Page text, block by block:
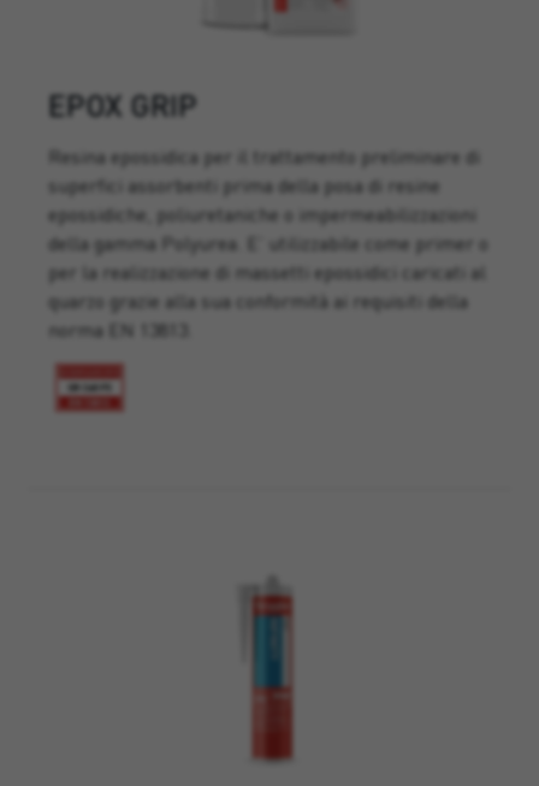
EPOX GRIP
Resina epossidica per il trattamento preliminare di
superfici assorbenti prima della posa di resine
epossidiche, poliuretaniche o impermeabilizzazioni
della gamma Polyurea. E’ utilizzabile come primer o
per la realizzazione di massetti epossidici caricati al
quarzo grazie alla sua conformità ai requisiti della
norma EN 13813.